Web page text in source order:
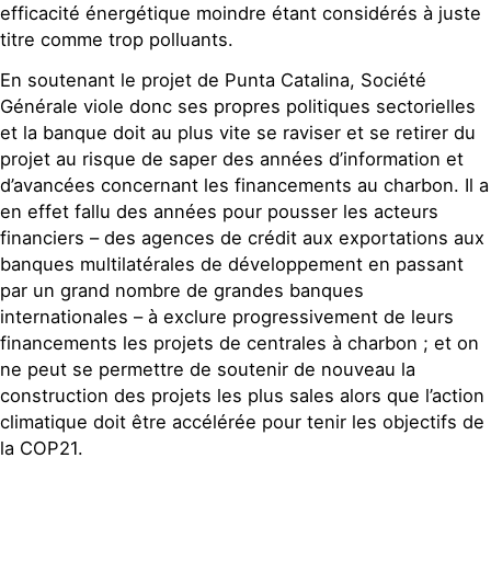
efficacité énergétique moindre étant considérés à juste
titre comme trop polluants.
En soutenant le projet de Punta Catalina, Société
Générale viole donc ses propres politiques sectorielles
et la banque doit au plus vite se raviser et se retirer du
projet au risque de saper des années d’information et
d’avancées concernant les financements au charbon. Il a
en effet fallu des années pour pousser les acteurs
financiers – des agences de crédit aux exportations aux
banques multilatérales de développement en passant
par un grand nombre de grandes banques
internationales – à exclure progressivement de leurs
financements les projets de centrales à charbon ; et on
ne peut se permettre de soutenir de nouveau la
construction des projets les plus sales alors que l’action
climatique doit être accélérée pour tenir les objectifs de
la COP21.